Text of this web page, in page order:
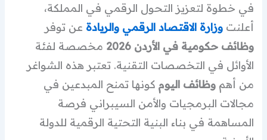
في خطوة لتعزيز التحول الرقمي في المملكة،
أعلنتوزارة الاقتصاد الرقمي والريادة عن توفر
وظائف حكومية في الأردن 2026
مخصصة لفئة
الأوائل في التخصصات التقنية. تعتبر هذه الشواغر
من أهموظائف اليوم كونها تمنح المبدعين في
مجالات البرمجيات والأمن السيبراني فرصة
المساهمة في بناء البنية التحتية الرقمية للدولة